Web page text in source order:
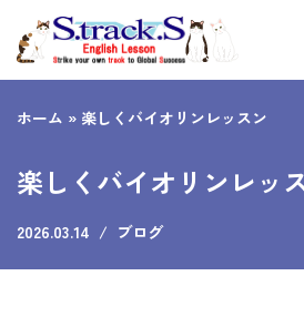
コ
テ
ツ
ホーム » 楽しくバイオリンレッスン
楽しくバイオリンレッ
2026.03.14 ブログ